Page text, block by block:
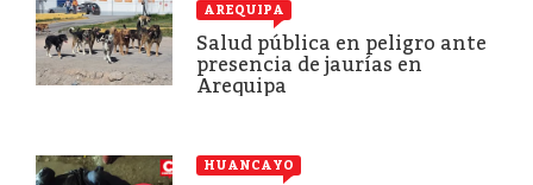
AREQUIPA
Salud pública en peligro ante
presencia de jaurías en
Arequipa
HUANCAYO